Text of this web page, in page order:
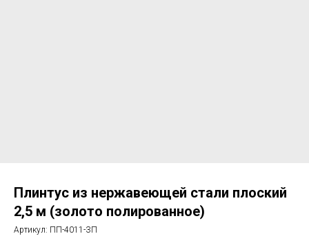
Плинтус из нержавеющей стали плоский
2,5 м (золото полированное)
Артикул: ПП-4011-ЗП